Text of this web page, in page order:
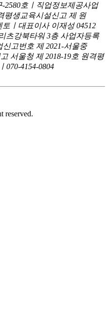
2580호ㅣ직업정보제공사업
평생교육시설신고 제 원
토ㅣ대표이사 이재성 04512
츠강북타워 3층 사업자등록
신고번호 제 2021-서울중
서울청 제 2018-19호 원격평
070-4154-0804
reserved.